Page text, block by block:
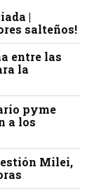
|
salteños!
entre las
la
pyme
a los
Milei,